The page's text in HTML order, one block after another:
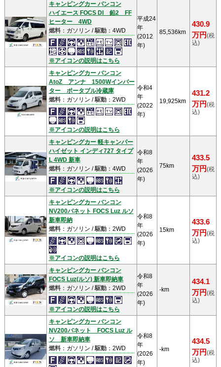
キャンピングカー バンコン
ハイエース FOCS DI 鉛2 FF
ヒーター 4WD
燃料：ガソリン /駆動：4WD
※アイコンの説明はこちら
平成24
年
(2012
年)
85,536km
430.9
万円(税
込)
キャンピングカー バンコン
AtoZ アンナ 1500Wインバー
ター ポータブル冷蔵庫
燃料：ガソリン /駆動：2WD
※アイコンの説明はこちら
令和4
年
(2022
年)
19,925km
431.2
万円(税
込)
キャンピングカー 軽キャンパー
ハイゼット インディ727 タイプ
L 4WD 新車
燃料：ガソリン /駆動：4WD
※アイコンの説明はこちら
令和8
年
(2026
年)
75km
433.5
万円(税
込)
キャンピングカー バンコン
NV200バネット FOCS Luz ルソ
新車即納
燃料：ガソリン /駆動：2WD
※アイコンの説明はこちら
令和8
年
(2026
年)
15km
433.6
万円(税
込)
キャンピングカー バンコン
FOCS Luz(ルソ) 新車即納車
燃料：ガソリン /駆動：2WD
※アイコンの説明はこちら
令和8
年
(2026
年)
-km
434.1
万円(税
込)
キャンピングカー バンコン
NV200バネット FOCS Luz ル
ソ 新車即納車
燃料：ガソリン /駆動：2WD
令和8
年
(2026
年)
-km
434.5
万円(税
込)